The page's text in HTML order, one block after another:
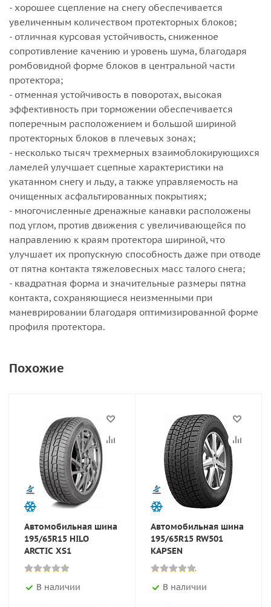
- хорошее сцепление на снегу обеспечивается
увеличенным количеством протекторных блоков;
- отличная курсовая устойчивость, сниженное
сопротивление качению и уровень шума, благодаря
ромбовидной форме блоков в центральной части
протектора;
- отменная устойчивость в поворотах, высокая
эффективность при торможении обеспечивается
поперечным расположением и большой шириной
протекторных блоков в плечевых зонах;
- несколько тысяч трехмерных взаимоблокирующихся
ламелей улучшает сцепные характеристики на
укатанном снегу и льду, а также управляемость на
очищенных асфальтированных покрытиях;
- многочисленные дренажные канавки расположены
под углом, против движения с увеличивающейся по
направлению к краям протектора шириной, что
улучшает их пропускную способность даже при отводе
от пятна контакта тяжеловесных масс талого снега;
- квадратная форма и значительные размеры пятна
контакта, сохраняющиеся неизменными при
маневрировании благодаря оптимизированной форме
профиля протектора.
Похожие
Автомобильная шина
195/65R15 HILO
ARCTIC XS1
В наличии
Автомобильная шина
195/65R15 RW501
KAPSEN
В наличии